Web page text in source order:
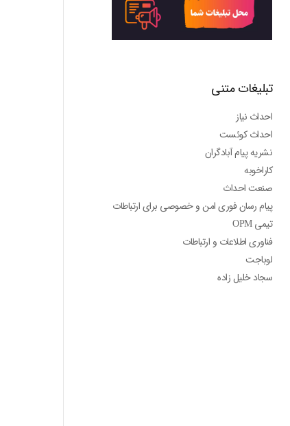
تبلیغات متنی
احداث نیاز
احداث کوئست
نشریه پیام آبادگران
کاراخوبه
صنعت احداث
پیام رسان فوری امن و خصوصی برای ارتباطات
تیمی OPM
فناوری اطلاعات و ارتباطات
لوباجت
سجاد خلیل زاده